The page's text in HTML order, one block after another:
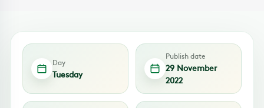
Day
Tuesday
Publish date
29 November
2022